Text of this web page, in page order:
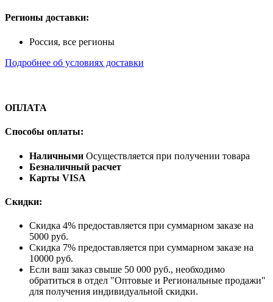
Регионы доставки:
Россия, все регионы
Подробнее об условиях доставки
ОПЛАТА
Способы оплаты:
Наличными Осуществляется при получении товара
Безналичный расчет
Карты VISA
Скидки:
Скидка 4% предоставляется при суммарном заказе на
5000 руб.
Скидка 7% предоставляется при суммарном заказе на
10000 руб.
Если ваш заказ свыше 50 000 руб., необходимо
обратиться в отдел "Оптовые и Региональные продажи"
для получения индивидуальной скидки.